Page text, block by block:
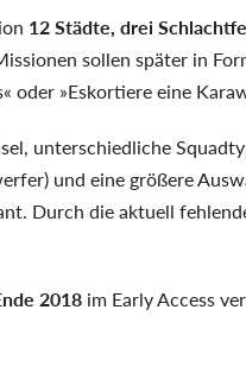
12 Städte, drei
sollen später in
oder »Eskortiere eine
unterschiedliche
und eine größere
Durch die aktuell
2018 im Early Access